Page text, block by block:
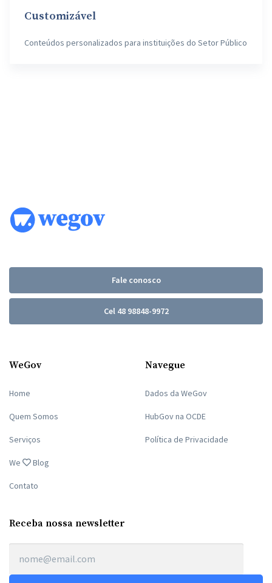
Customizável
Conteúdos personalizados para instituições do Setor Público
Fale conosco
Cel 48 98848-9972
WeGov
Home
Quem Somos
Serviços
We Blog
Contato
Navegue
Dados da WeGov
HubGov na OCDE
Política de Privacidade
Receba nossa newsletter